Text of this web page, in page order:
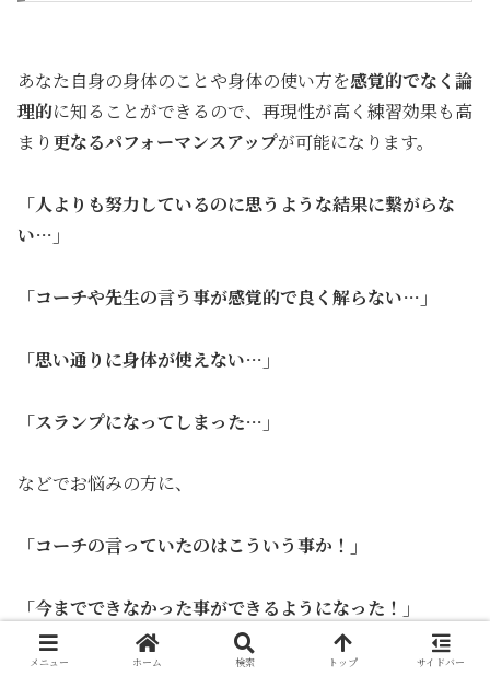
あなた自身の身体のことや身体の使い方を感覚的でなく論
理的に知ることができるので、再現性が高く練習効果も高
まり 更なるパフォーマンスアップが可能になります。
「人よりも努力しているのに思うような結果に繋がらな
い…」
「コーチや先生の言う事が感覚的で良く解らない…」
「思い通りに身体が使えない…」
「スランプになってしまった…」
などでお悩みの方に、
「コーチの言っていたのはこういう事か！」
「今までできなかった事ができるようになった！」
と好評いただいています。
メニュー ホーム 検索 トップ サイドバー